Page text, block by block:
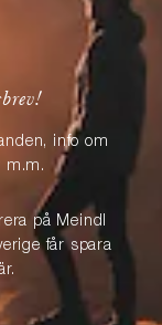
info om
m.m.
på Meindl
får spara